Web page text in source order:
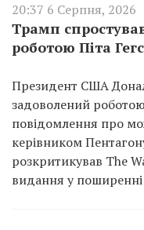
20:37 6 Серпня, 2026
Трамп
роботою Піта
Президент США
задоволений роботою
повідомлення про
керівником
розкритикував The
видання у